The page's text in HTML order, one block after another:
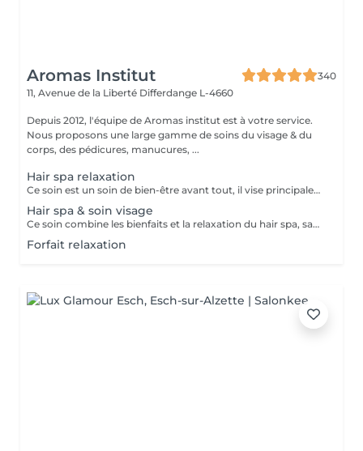
Aromas Institut
340
11, Avenue de la Liberté Differdange L-4660
Depuis 2012, l'équipe de Aromas institut est à votre service.
Nous proposons une large gamme de soins du visage & du
corps, des pédicures, manucures, ...
Hair spa relaxation
Ce soin est un soin de bien-être avant tout, il vise principalement à rééquilibrer l'harmonie du corps par des techniques et des pressions de massage au niveau du cuir chevelu, de la nuque et des épaules . Les huiles utilisées sont essentiellement là pour traiter les différentes caractéristiques de votre cuir chevelu et vos cheveux, merci de nous informer en cas d'allergie. Ce soin inclut des huiles essentielles, il est important de nous prévenir en cas de grossesse ou d'allergie. Déroulement du soin ; pose d'une huile spécifique gommage du cuir chevelu bain de vapeur et massage crânien masque des cheveux séchage Ce soin ne comprend pas de coiffure, ni de brushing à la fin du soin, uniquement un séchage.
Hair spa & soin visage
Ce soin combine les bienfaits et la relaxation du hair spa, savourez un soin du cuir chevelu associé à un massage de la nuque, des épaules et de la tête en traitant vous peau en même temps. Ce soin ne comprend pas de coiffure à la fin, ni de brushing, uniquement un séchage.
Forfait relaxation